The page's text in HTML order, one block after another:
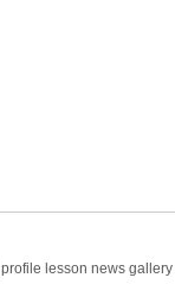
profile lesson news gallery